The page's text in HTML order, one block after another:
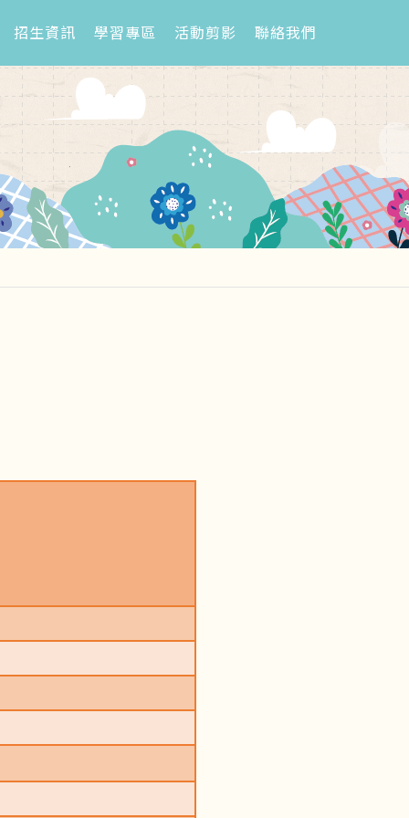
招生資訊 學習專區 活動剪影 聯絡我們